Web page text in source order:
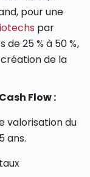
pour une
par
25 % à 50 %,
de la
Flow :
valorisation du
ans.